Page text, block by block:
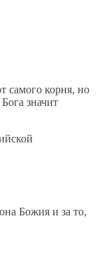
самого корня, но
значит
Божия и за то,